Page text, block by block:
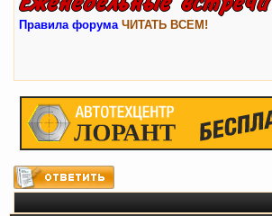
Правила форума ЧИТАТЬ ВСЕМ!